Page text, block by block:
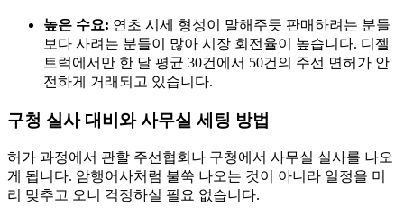
높은 수요: 연초 시세 형성이 말해주듯 판매하려는 분들
보다 사려는 분들이 많아 시장 회전율이 높습니다. 디젤
트럭에서만 한 달 평균 30건에서 50건의 주선 면허가 안
전하게 거래되고 있습니다.
구청 실사 대비와 사무실 세팅 방법
허가 과정에서 관할 주선협회나 구청에서 사무실 실사를 나오
게 됩니다. 암행어사처럼 불쑥 나오는 것이 아니라 일정을 미
리 맞추고 오니 걱정하실 필요 없습니다.